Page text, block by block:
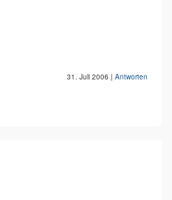
31. Juli 2006 | Antworten